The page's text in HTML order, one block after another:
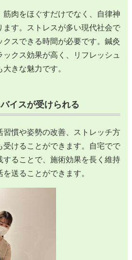
筋肉をほぐすだけでなく、自律神
ます。ストレスが多い現代社会で
クスできる時間が必要です。鍼灸
クス効果が高く、リフレッシュ
きな魅力です。
イスが受けられる
習慣や姿勢の改善、ストレッチ方
受けることができます。自宅でで
することで、施術効果を長く維持
送ることができます。